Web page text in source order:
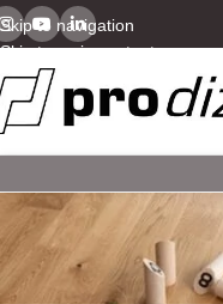
Skip to navigation
Skip to main content